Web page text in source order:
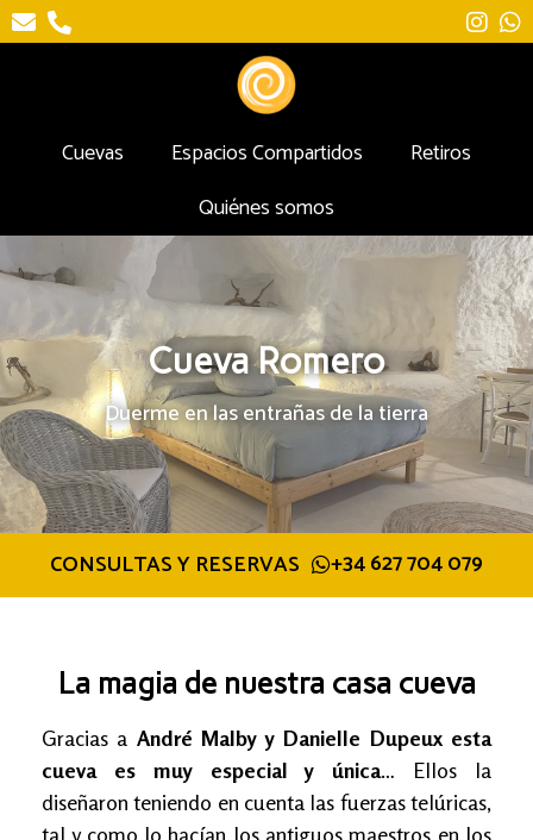
Cuevas Espacios Compartidos
Retiros
Quiénes somos
Cueva Romero
Duerme en las entrañas de la tierra
CONSULTAS Y RESERVAS +34 627 704 079
La magia de nuestra casa cueva
Gracias a André Malby y Danielle Dupeux esta
cueva es muy especial y única… Ellos la
diseñaron teniendo en cuenta las fuerzas telúricas,
tal y como lo hacían los antiguos maestros en los